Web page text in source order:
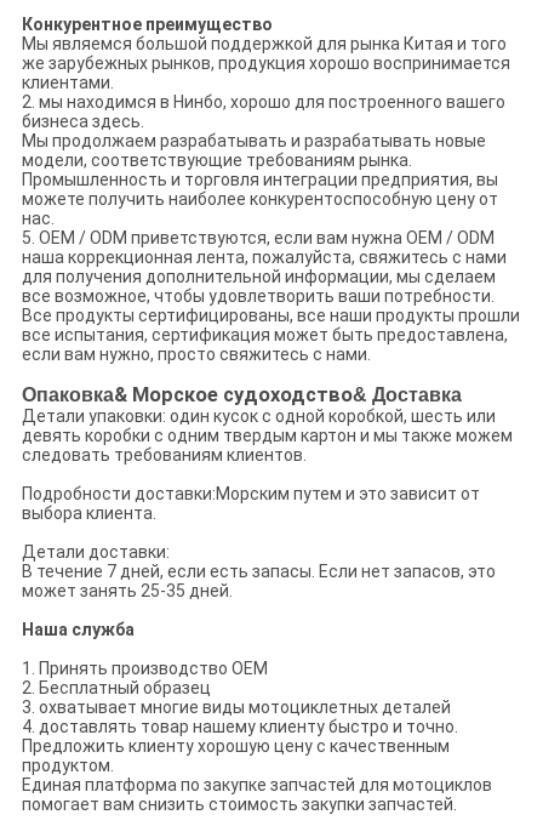
Конкурентное преимущество
Мы являемся большой поддержкой для рынка Китая и того
же зарубежных рынков, продукция хорошо воспринимается
клиентами.
2. мы находимся в Нинбо, хорошо для построенного вашего
бизнеса здесь.
Мы продолжаем разрабатывать и разрабатывать новые
модели, соответствующие требованиям рынка.
Промышленность и торговля интеграции предприятия, вы
можете получить наиболее конкурентоспособную цену от
нас.
5. OEM / ODM приветствуются, если вам нужна OEM / ODM
наша коррекционная лента, пожалуйста, свяжитесь с нами
для получения дополнительной информации, мы сделаем
все возможное, чтобы удовлетворить ваши потребности.
Все продукты сертифицированы, все наши продукты прошли
все испытания, сертификация может быть предоставлена,
если вам нужно, просто свяжитесь с нами.
Опаковка& Морское судоходство& Доставка
Детали упаковки: один кусок с одной коробкой, шесть или
девять коробки с одним твердым картон и мы также можем
следовать требованиям клиентов.
Подробности доставки:Морским путем и это зависит от
выбора клиента.
Детали доставки:
В течение 7 дней, если есть запасы. Если нет запасов, это
может занять 25-35 дней.
Наша служба
1. Принять производство OEM
2. Бесплатный образец
3. охватывает многие виды мотоциклетных деталей
4. доставлять товар нашему клиенту быстро и точно.
Предложить клиенту хорошую цену с качественным
продуктом.
Единая платформа по закупке запчастей для мотоциклов
помогает вам снизить стоимость закупки запчастей.